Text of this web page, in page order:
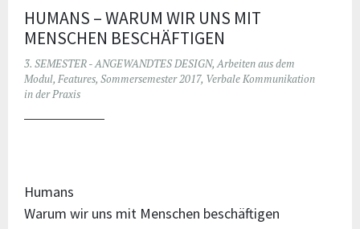
HUMANS – WARUM WIR UNS MIT
MENSCHEN BESCHÄFTIGEN
3. SEMESTER - ANGEWANDTES DESIGN, Arbeiten aus dem
Modul, Features, Sommersemester 2017, Verbale Kommunikation
in der Praxis
Humans
Warum wir uns mit Menschen beschäftigen